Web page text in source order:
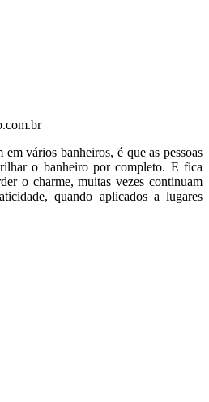
vários banheiros, é que as pessoas
o banheiro por completo. E fica
o charme, muitas vezes continuam
quando aplicados a lugares